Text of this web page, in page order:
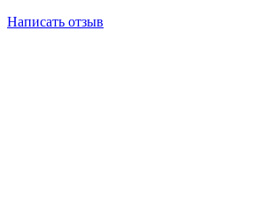
Написать отзыв